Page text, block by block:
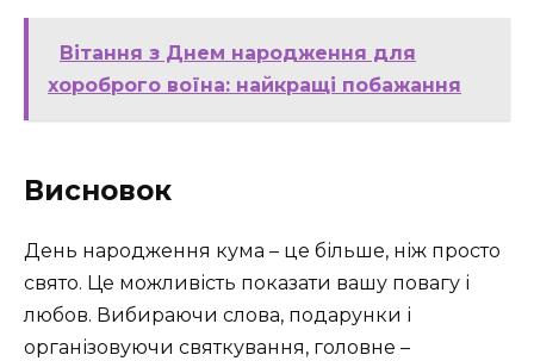
Вітання з Днем народження для
хороброго воїна: найкращі побажання
Висновок
День народження кума – це більше, ніж просто
свято. Це можливість показати вашу повагу і
любов. Вибираючи слова, подарунки і
організовуючи святкування, головне –